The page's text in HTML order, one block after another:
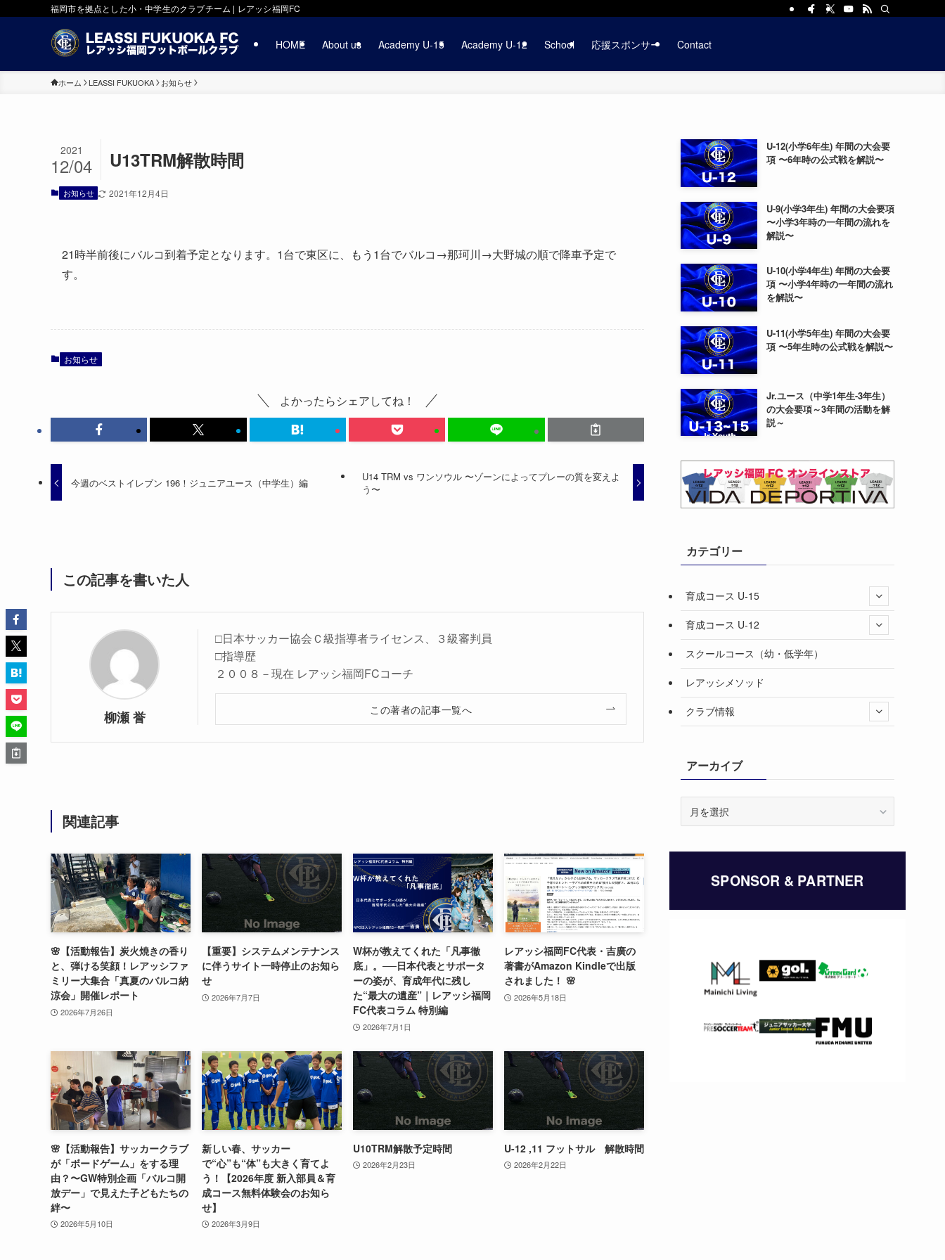
福岡市を拠点とした小・中学生のクラブチーム | レアッシ福岡FC
HOME About us Academy U-15 Academy U-12 School 応援スポンサー Contact
ホーム LEASSI FUKUOKA お知らせ
U13TRM解散時間
2021
12/04
お知らせ 2021年12月4日
21時半前後にバルコ到着予定となります。1台で東区に、もう1台でバルコ→那珂川→大野城の順で降車予定で
す。
お知らせ
よかったらシェアしてね！
今週のベストイレブン 196！ジュニアユース（中学生）編
U14 TRM vs ワンソウル 〜ゾーンによってプレーの質を変えよ
う〜
この記事を書いた人
柳瀬 誉
□日本サッカー協会Ｃ級指導者ライセンス、３級審判員
□指導歴
２００８－現在 レアッシ福岡FCコーチ
この著者の記事一覧へ
関連記事
🌸【活動報告】炭火焼きの香り
と、弾ける笑顔！レアッシファ
ミリー大集合「真夏のバルコ納
涼会」開催レポート
2026年7月26日
【重要】システムメンテナンス
に伴うサイト一時停止のお知ら
せ
2026年7月7日
W杯が教えてくれた「凡事徹
底」。──日本代表とサポータ
ーの姿が、育成年代に残し
た“最大の遺産”｜レアッシ福岡
FC代表コラム 特別編
2026年7月1日
レアッシ福岡FC代表・吉廣の
著書がAmazon Kindleで出版
されました！ 🌸
2026年5月18日
🌸【活動報告】サッカークラブ
が「ボードゲーム」をする理
由？〜GW特別企画「バルコ開
放デー」で見えた子どもたちの
絆〜
2026年5月10日
新しい春、サッカー
で“心”も“体”も大きく育てよ
う！【2026年度 新入部員＆育
成コース無料体験会のお知ら
せ】
2026年3月9日
U10TRM解散予定時間
2026年2月23日
U-12 ,11 フットサル 解散時間
2026年2月22日
U-12(小学6年生) 年間の大会要
項 〜6年時の公式戦を解説〜
U-9(小学3年生) 年間の大会要項
〜小学3年時の一年間の流れを
解説〜
U-10(小学4年生) 年間の大会要
項 〜小学4年時の一年間の流れ
を解説〜
U-11(小学5年生) 年間の大会要
項 〜5年生時の公式戦を解説〜
Jr.ユース（中学1年生-3年生）
の大会要項～3年間の活動を解
説～
カテゴリー
育成コース U-15
育成コース U-12
スクールコース（幼・低学年）
レアッシメソッド
クラブ情報
アーカイブ
イ
SPONSOR & PARTNER